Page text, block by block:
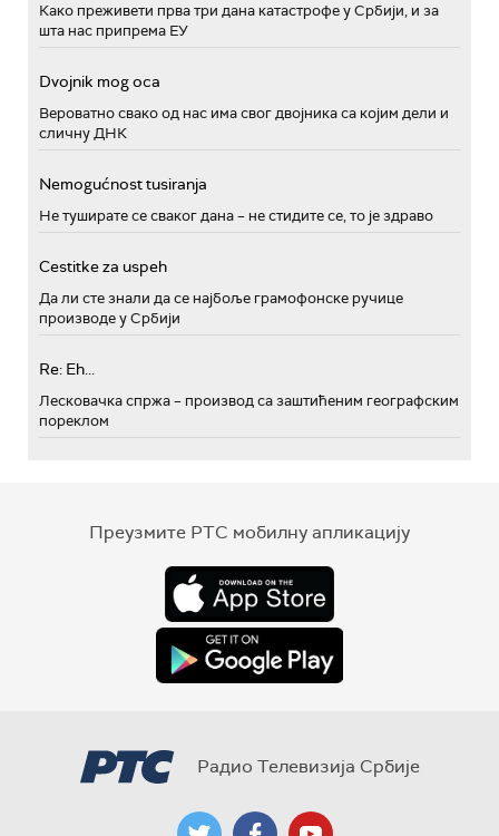
Како преживети прва три дана катастрофе у Србији, и за
шта нас припрема ЕУ
Dvojnik mog oca
Вероватно свако од нас има свог двојника са којим дели и
сличну ДНК
Nemogućnost tusiranja
Не туширате се сваког дана – не стидите се, то је здраво
Cestitke za uspeh
Да ли сте знали да се најбоље грамофонске ручице
производе у Србији
Re: Eh...
Лесковачка спржа – производ са заштићеним географским
пореклом
Преузмите РТС мобилну апликацију
Радио Телевизија Србије